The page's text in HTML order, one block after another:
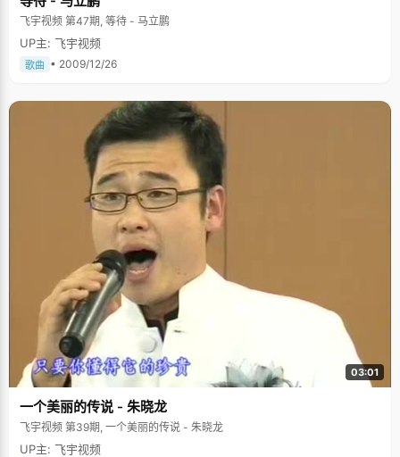
飞宇视频 第47期, 等待 - 马立鹏
UP主: 飞宇视频
歌曲 • 2009/12/26
03:01
一个美丽的传说 - 朱晓龙
飞宇视频 第39期, 一个美丽的传说 - 朱晓龙
UP主: 飞宇视频